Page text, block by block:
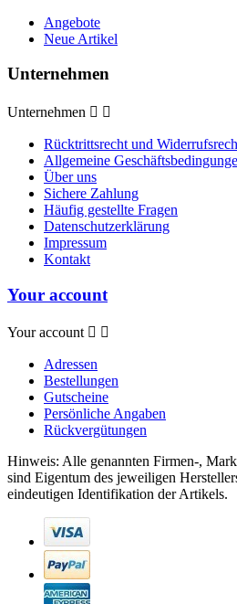
Angebote
Neue Artikel
Unternehmen
Unternehmen  
Rücktrittsrecht und
Allgemeine
Über uns
Sichere Zahlung
Häufig gestellte Fragen
Datenschutzerklärung
Impressum
Kontakt
Your account
Your account  
Adressen
Bestellungen
Gutscheine
Persönliche Angaben
Rückvergütungen
Hinweis: Alle genannten Firmen-,
sind Eigentum des jeweiligen
eindeutigen Identifikation der Artikels.